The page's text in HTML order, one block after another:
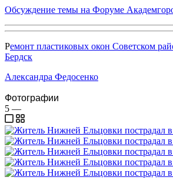
Обсуждение темы на Форуме
Ремонт пластиковых окон Советском
Бердск
Александра Федосенко
Фотографии
5 —